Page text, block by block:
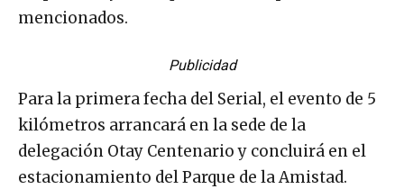
mencionados.
Publicidad
Para la primera fecha del Serial, el evento de 5
kilómetros arrancará en la sede de la
delegación Otay Centenario y concluirá en el
estacionamiento del Parque de la Amistad.